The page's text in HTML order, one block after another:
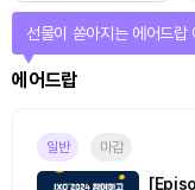
에어드랍
선물이 쏟아지는 에어드랍
일반 마감